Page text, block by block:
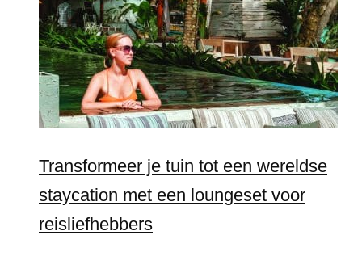
Transformeer je tuin tot een wereldse
staycation met een loungeset voor
reisliefhebbers